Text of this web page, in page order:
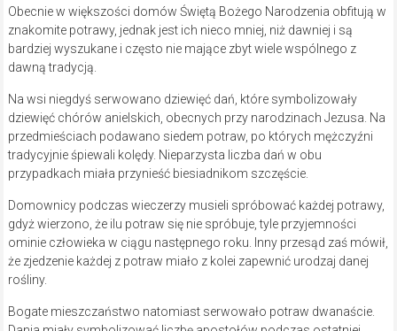
Obecnie w większości domów Świętą Bożego Narodzenia obfitują w
znakomite potrawy, jednak jest ich nieco mniej, niż dawniej i są
bardziej wyszukane i często nie mające zbyt wiele wspólnego z
dawną tradycją.
Na wsi niegdyś serwowano dziewięć dań, które symbolizowały
dziewięć chórów anielskich, obecnych przy narodzinach Jezusa. Na
przedmieściach podawano siedem potraw, po których mężczyźni
tradycyjnie śpiewali kolędy. Nieparzysta liczba dań w obu
przypadkach miała przynieść biesiadnikom szczęście.
Domownicy podczas wieczerzy musieli spróbować każdej potrawy,
gdyż wierzono, że ilu potraw się nie spróbuje, tyle przyjemności
ominie człowieka w ciągu następnego roku. Inny przesąd zaś mówił,
że zjedzenie każdej z potraw miało z kolei zapewnić urodzaj danej
rośliny.
Bogate mieszczaństwo natomiast serwowało potraw dwanaście.